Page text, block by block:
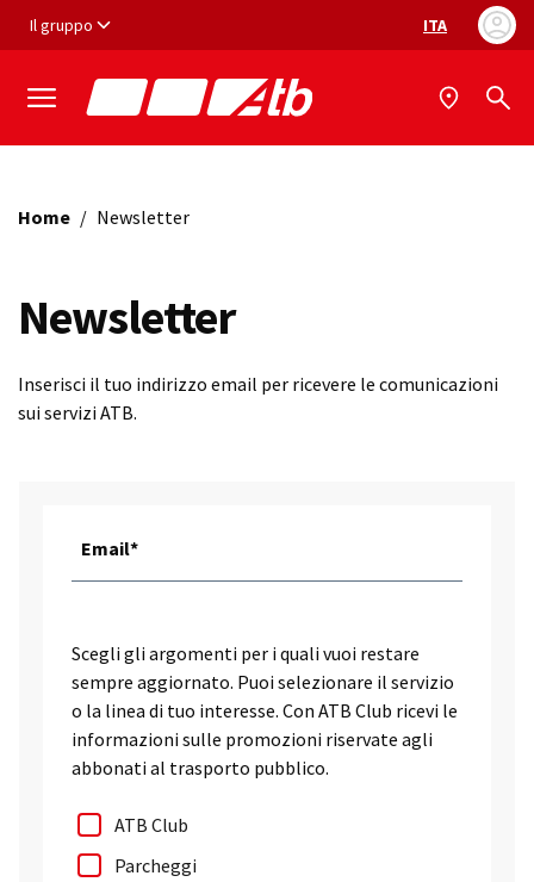
Vai ai contenuti
Vai al footer
Il gruppo Selezione
ITA
Home / Newsletter
Newsletter
Inserisci il tuo indirizzo email per ricevere le comunicazioni
sui servizi ATB.
Email*
Scegli gli argomenti per i quali vuoi restare
sempre aggiornato. Puoi selezionare il servizio
o la linea di tuo interesse. Con ATB Club ricevi le
informazioni sulle promozioni riservate agli
abbonati al trasporto pubblico.
ATB Club
Parcheggi